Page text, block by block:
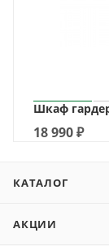
Шкаф
18 990₽
КАТАЛОГ
АКЦИИ